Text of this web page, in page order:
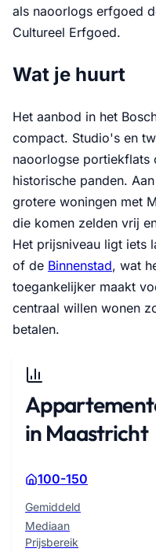
als naoorlogs erfgoed
Cultureel Erfgoed.
Wat je huurt
Het aanbod in het
compact. Studio's en
naoorlogse portiekflats
historische panden.
grotere woningen met
die komen zelden vrij
Het prijsniveau ligt iets
of de Binnenstad, wat
toegankelijker maakt
centraal willen wonen
betalen.
in Maastricht
100-150
Gemiddeld
Mediaan
Prijsbereik